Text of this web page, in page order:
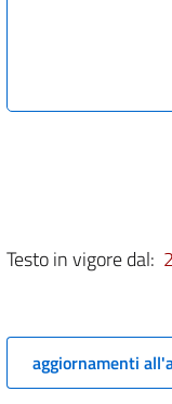
Testo in vigore dal:
aggiornamenti